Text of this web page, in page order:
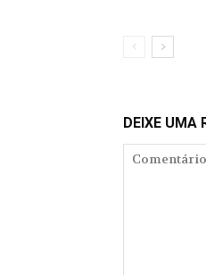
DEIXE UMA